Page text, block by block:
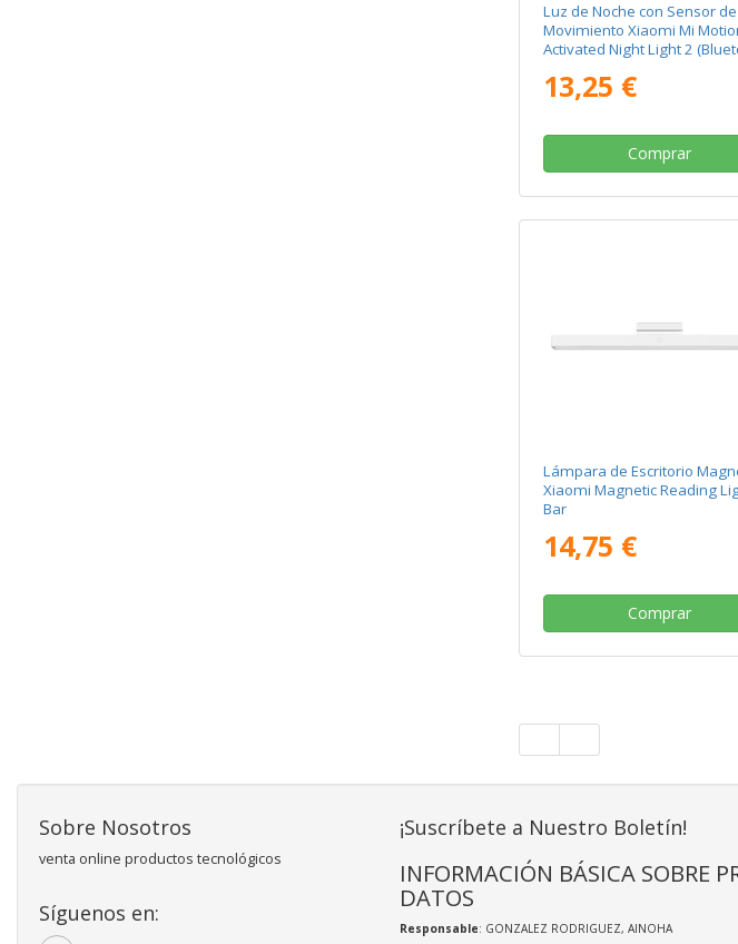
Luz de Noche con Sensor de
Movimiento Xiaomi Mi
Activated Night Light 2
apertura 120º
13,25 €
Comprar
Lámpara de Escritorio
Xiaomi Magnetic Reading
Bar
14,75 €
Comprar
Sobre Nosotros
venta online productos tecnológicos
Síguenos en:
¡Suscríbete a Nuestro Boletín!
INFORMACIÓN BÁSICA SOBRE
DATOS
Responsable: GONZALEZ RODRIGUEZ, AINOHA